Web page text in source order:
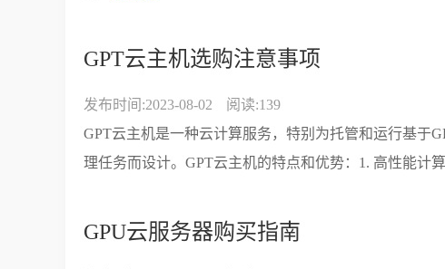
GPT云主机选购注意事项
发布时间:2023-08-02
阅读:139
GPT云主机是一种云计算服务，特别为托管和运行基于
理任务而设计。GPT云主机的特点和优势：1. 高性能计
GPU云服务器购买指南